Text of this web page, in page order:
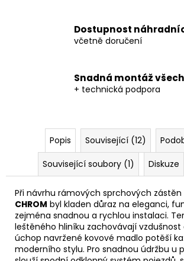
Dostupnost
včetně doručení
Snadná montáž
+ technická podpora
Popis Související (12)
Související soubory (1)
Diskuze
Při návrhu rámových sprchových zástěn
CHROM byl kladen důraz na eleganci,
zejména snadnou a rychlou instalaci.
leštěného hliníku zachovávají
úchop navržené kovové madlo potěší
moderního stylu. Pro snadnou údržbu u